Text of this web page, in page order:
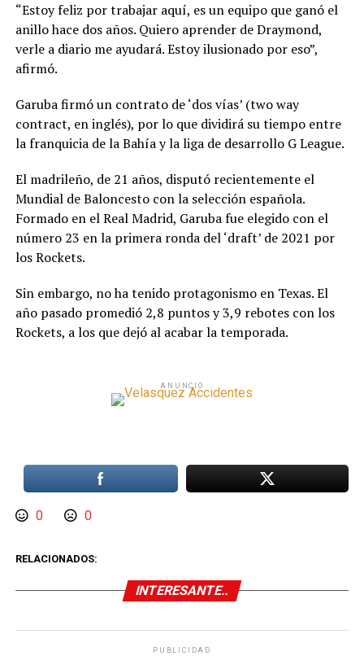
“Estoy feliz por trabajar aquí, es un equipo que ganó el
anillo hace dos años. Quiero aprender de Draymond,
verle a diario me ayudará. Estoy ilusionado por eso”,
afirmó.
Garuba firmó un contrato de ‘dos vías’ (two way
contract, en inglés), por lo que dividirá su tiempo entre
la franquicia de la Bahía y la liga de desarrollo G League.
El madrileño, de 21 años, disputó recientemente el
Mundial de Baloncesto con la selección española.
Formado en el Real Madrid, Garuba fue elegido con el
número 23 en la primera ronda del ‘draft’ de 2021 por
los Rockets.
Sin embargo, no ha tenido protagonismo en Texas. El
año pasado promedió 2,8 puntos y 3,9 rebotes con los
Rockets, a los que dejó al acabar la temporada.
ANUNCIO
0 0
RELACIONADOS:
INTERESANTE..
PUBLICIDAD